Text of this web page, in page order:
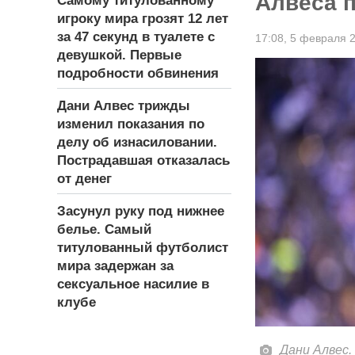
игроку мира грозят 12 лет
за 47 секунд в туалете с
девушкой. Первые
подробности обвинения
Дани Алвес трижды
изменил показания по
делу об изнасиловании.
Пострадавшая отказалась
от денег
Засунул руку под нижнее
белье. Самый
титулованный футболист
мира задержан за
сексуальное насилие в
клубе
17:08, 5 февраля
Дани